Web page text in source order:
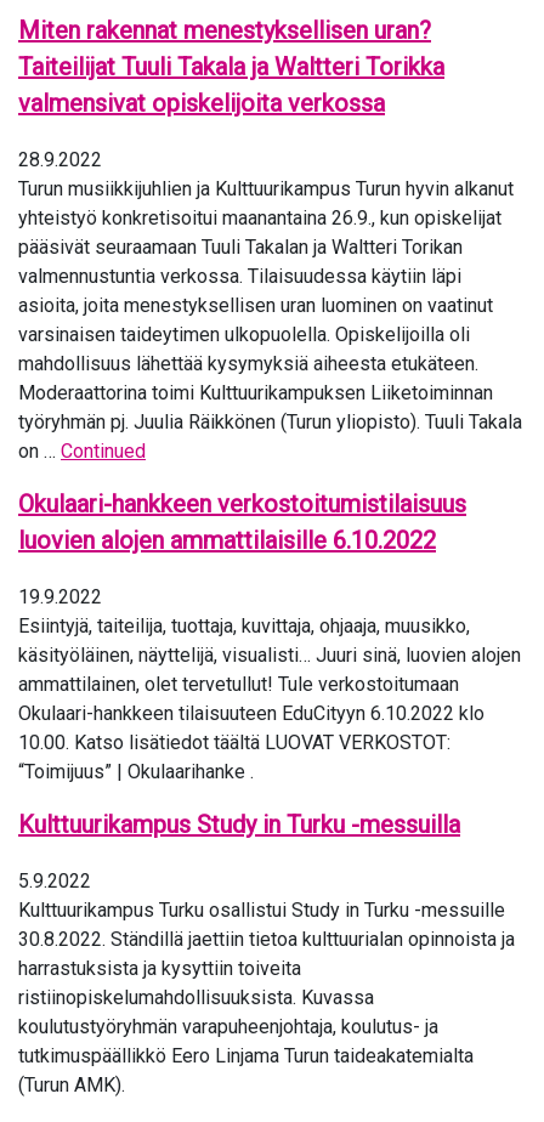
Miten rakennat menestyksellisen uran?
Taiteilijat Tuuli Takala ja Waltteri Torikka
valmensivat opiskelijoita verkossa
28.9.2022
Turun musiikkijuhlien ja Kulttuurikampus Turun hyvin alkanut
yhteistyö konkretisoitui maanantaina 26.9., kun opiskelijat
pääsivät seuraamaan Tuuli Takalan ja Waltteri Torikan
valmennustuntia verkossa. Tilaisuudessa käytiin läpi
asioita, joita menestyksellisen uran luominen on vaatinut
varsinaisen taideytimen ulkopuolella. Opiskelijoilla oli
mahdollisuus lähettää kysymyksiä aiheesta etukäteen.
Moderaattorina toimi Kulttuurikampuksen Liiketoiminnan
työryhmän pj. Juulia Räikkönen (Turun yliopisto). Tuuli Takala
on … Continued
Okulaari-hankkeen verkostoitumistilaisuus
luovien alojen ammattilaisille 6.10.2022
19.9.2022
Esiintyjä, taiteilija, tuottaja, kuvittaja, ohjaaja, muusikko,
käsityöläinen, näyttelijä, visualisti… Juuri sinä, luovien alojen
ammattilainen, olet tervetullut! Tule verkostoitumaan
Okulaari-hankkeen tilaisuuteen EduCityyn 6.10.2022 klo
10.00. Katso lisätiedot täältä LUOVAT VERKOSTOT:
“Toimijuus” | Okulaarihanke .
Kulttuurikampus Study in Turku -messuilla
5.9.2022
Kulttuurikampus Turku osallistui Study in Turku -messuille
30.8.2022. Ständillä jaettiin tietoa kulttuurialan opinnoista ja
harrastuksista ja kysyttiin toiveita
ristiinopiskelumahdollisuuksista. Kuvassa
koulutustyöryhmän varapuheenjohtaja, koulutus- ja
tutkimuspäällikkö Eero Linjama Turun taideakatemialta
(Turun AMK).